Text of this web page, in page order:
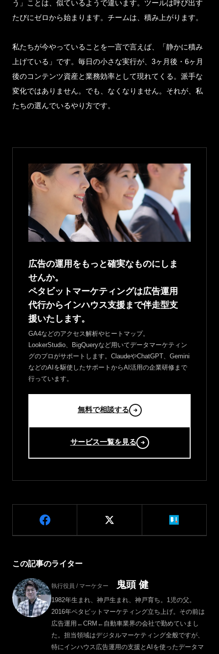
う」ことは、似ているようで違います。ツールは呼び出す
たびにゼロから始まります。チームは、積み上がります。
私たちが今やっていることを一言で言えば、「静かに積み
上げている」です。毎日の小さな実行が、3ヶ月後・6ヶ月
後のコンテンツ資産と業務効率として現れてくる。派手な
変化ではありません。でも、なくなりません。それが、私
たちの選んでいるやり方です。
広告の運用をもっと確実なものにしま
せんか。
ペタビットマーケティングは広告運用
代行からインハウス支援まで伴走型支
援いたします。
GA4などのアクセス解析やヒートマップ。
LookerStudio、BigQueryなど用いてデータマーケティン
グのプロがサポートします。ClaudeやChatGPT、Gemini
などのAIを駆使したサポートからAI活用の企業研修まで
行っています。
無料で相談する
サービス一覧を見る
この記事のライター
執行役員 / マーケター 鬼頭 健
1982年生まれ、神戸生まれ、神戸育ち。1児の父。
2016年ペタビットマーケティング立ち上げ。その前は
広告運用←CRM←自動車業界の会社で勤めていまし
た。担当領域はデジタルマーケティング全般ですが、
特にインハウス広告運用の支援とAIを使ったデータマ